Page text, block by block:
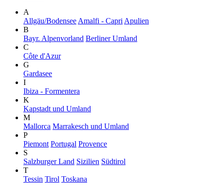
A
Allgäu/Bodensee Amalfi - Capri Apulien
B
Bayr. Alpenvorland Berliner Umland
C
Côte d'Azur
G
Gardasee
I
Ibiza - Formentera
K
Kapstadt und Umland
M
Mallorca Marrakesch und Umland
P
Piemont Portugal Provence
S
Salzburger Land Sizilien Südtirol
T
Tessin Tirol Toskana